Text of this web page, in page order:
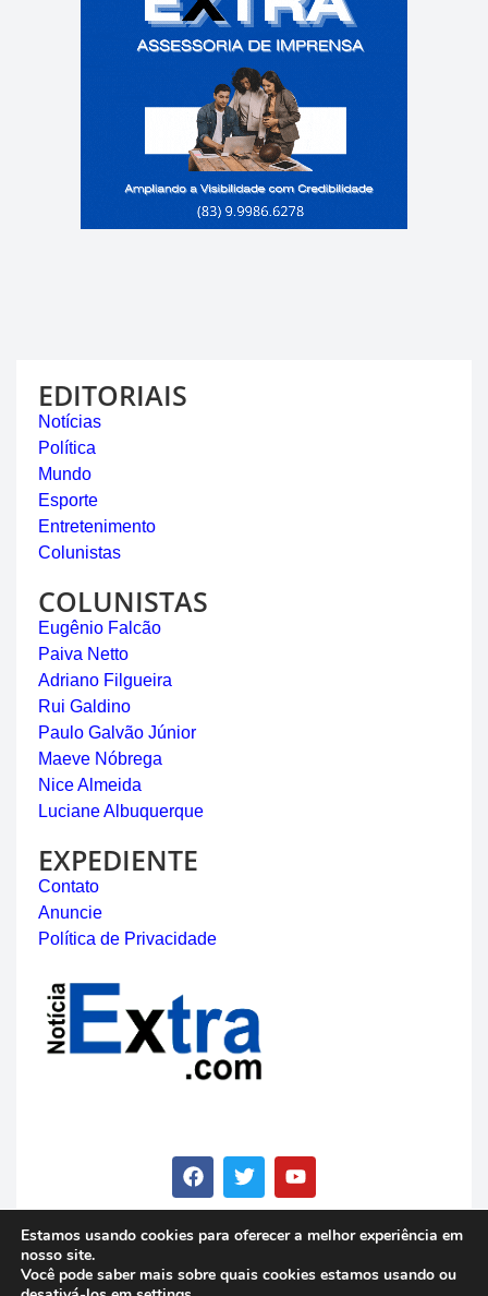
EDITORIAIS
Notícias
Política
Mundo
Esporte
Entretenimento
Colunistas
COLUNISTAS
Eugênio Falcão
Paiva Netto
Adriano Filgueira
Rui Galdino
Paulo Galvão Júnior
Maeve Nóbrega
Nice Almeida
Luciane Albuquerque
EXPEDIENTE
Contato
Anuncie
Política de Privacidade
© Copyright 2023 - Notícia Extra - Todos os direitos
reservados
Estamos usando cookies para oferecer a melhor experiência em
nosso site.
Você pode saber mais sobre quais cookies estamos usando ou